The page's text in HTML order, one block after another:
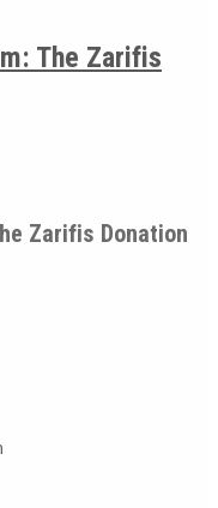
The Zarifis
Zarifis Donation